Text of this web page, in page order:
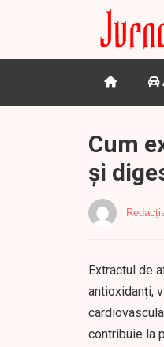
Cum
și
Extractul de
antioxidanți,
contribuie la